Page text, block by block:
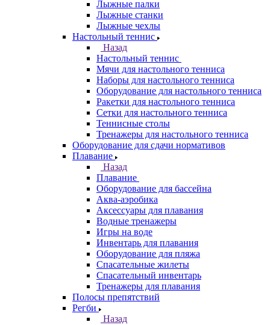
Лыжные палки
Лыжные станки
Лыжные чехлы
Настольный теннис
Назад
Настольный теннис
Мячи для настольного тенниса
Наборы для настольного тенниса
Оборудование для настольного тенниса
Ракетки для настольного тенниса
Сетки для настольного тенниса
Теннисные столы
Тренажеры для настольного тенниса
Оборудование для сдачи нормативов
Плавание
Назад
Плавание
Оборудование для бассейна
Аква-аэробика
Аксессуары для плавания
Водные тренажеры
Игры на воде
Инвентарь для плавания
Оборудование для пляжа
Спасательные жилеты
Спасательный инвентарь
Тренажеры для плавания
Полосы препятствий
Регби
Назад